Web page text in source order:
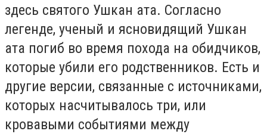
здесь святого Ушкан ата. Согласно
легенде, ученый и ясновидящий Ушкан
ата погиб во время похода на обидчиков,
которые убили его родственников. Есть и
другие версии, связанные с источниками,
которых насчитывалось три, или
кровавыми событиями между